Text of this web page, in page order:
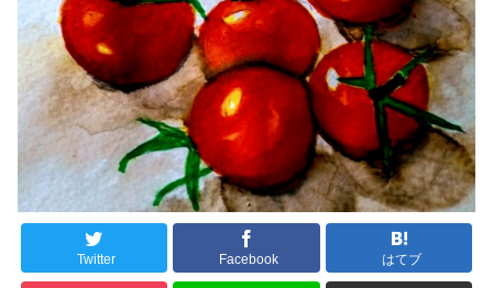
Twitter Facebook はてブ